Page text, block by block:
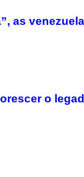
as
o